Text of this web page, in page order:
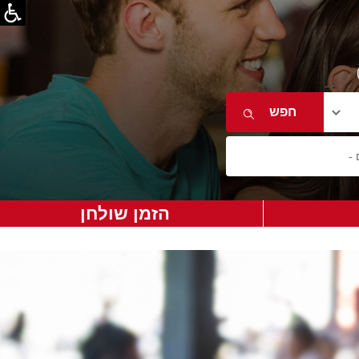
הזמן שולחן